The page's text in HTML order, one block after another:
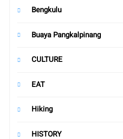
Bengkulu
Buaya Pangkalpinang
CULTURE
EAT
Hiking
HISTORY